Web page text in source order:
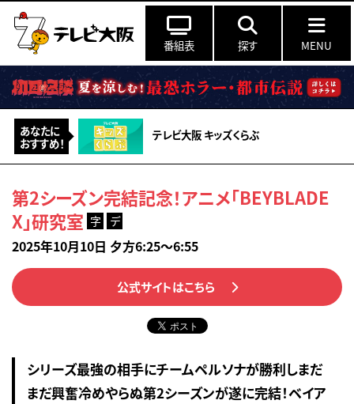
番組表 探す MENU
あなたに
おすすめ！
テレビ大阪 キッズくらぶ
第2シーズン完結記念！アニメ「BEYBLADE
X」研究室 字 デ
2025年10月10日 夕方6:25～6:55
公式サイトはこちら
シリーズ最強の相手にチームペルソナが勝利しまだ
まだ興奮冷めやらぬ第2シーズンが遂に完結！ベイア